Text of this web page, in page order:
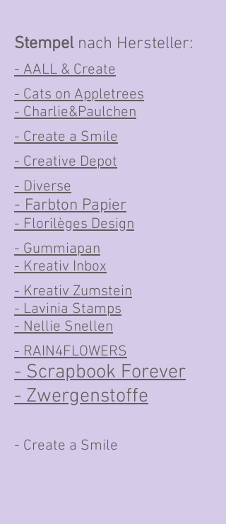
Stempel nach Hersteller:
- AALL & Create
- Cats on Appletrees
- Charlie&Paulchen
- Create a Smile
- Creative Depot
- Diverse
- Farbton Papier
- Florilèges Design
- Gummiapan
- Kreativ Inbox
- Kreativ Zumstein
- Lavinia Stamps
- Nellie Snellen
- RAIN4FLOWERS
- Scrapbook Forever
- Zwergenstoffe
- Create a Smile